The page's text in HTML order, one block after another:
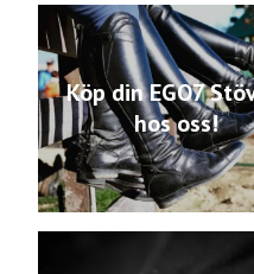
Köp din EGO7
hos oss!